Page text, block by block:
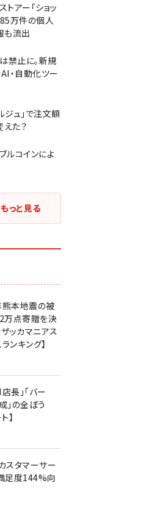
アー「ショッ
万件の個人
も流出
禁止に。新規
AI・自動化ツー
ジュ」で注文額
た？
ルコインによ
っと見る
熊本地震の被
万点寄贈を決
ッカマニアス
ンキング】
長」「バー
」の全ぼう
】
スタマーサー
足度144%向